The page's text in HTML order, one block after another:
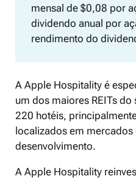
mensal de $0,08 por
dividendo anual por
rendimento do
A Apple Hospitality é
um dos maiores REITs
220 hotéis,
localizados em
desenvolvimento.
A Apple Hospitality